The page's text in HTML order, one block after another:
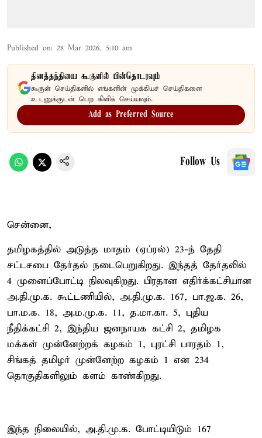
Published on: 28 Mar 2026, 5:10 am
தினத்தந்தியை கூகுளில் பின்தொடரவும்
கூகுள் செய்திகளில் எங்களின் முக்கியச் செய்திகளை
உடனுக்குடன் பெற கிளிக் செய்யவும்.
Add as Preferred Source
Follow Us
சென்னை,
தமிழகத்தில் அடுத்த மாதம் (ஏப்ரல்) 23-ந் தேதி
சட்டசபை தேர்தல் நடைபெறுகிறது. இந்தத் தேர்தலில்
4 முனைப்போட்டி நிலவுகிறது. பிரதான எதிர்க்கட்சியான
அ.தி.மு.க. கூட்டணியில், அ.தி.மு.க. 167, பா.ஜ.க. 26,
பா.ம.க. 18, அ.ம.மு.க. 11, த.மா.கா. 5, புதிய
நீதிக்கட்சி 2, இந்திய ஜனநாயக கட்சி 2, தமிழக
மக்கள் முன்னேற்றக் கழகம் 1, புரட்சி பாரதம் 1,
சிங்கத் தமிழர் முன்னேற்ற கழகம் 1 என 234
தொகுதிகளிலும் களம் காண்கிறது.
இந்த நிலையில், அ.தி.மு.க. போட்டியிடும் 167